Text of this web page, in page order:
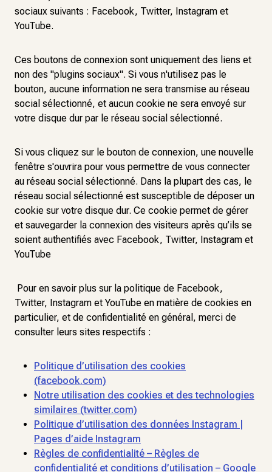
sociaux suivants : Facebook, Twitter, Instagram et
YouTube.
Ces boutons de connexion sont uniquement des liens et
non des "plugins sociaux". Si vous n'utilisez pas le
bouton, aucune information ne sera transmise au réseau
social sélectionné, et aucun cookie ne sera envoyé sur
votre disque dur par le réseau social sélectionné.
Si vous cliquez sur le bouton de connexion, une nouvelle
fenêtre s'ouvrira pour vous permettre de vous connecter
au réseau social sélectionné. Dans la plupart des cas, le
réseau social sélectionné est susceptible de déposer un
cookie sur votre disque dur. Ce cookie permet de gérer
et sauvegarder la connexion des visiteurs après qu’ils se
soient authentifiés avec Facebook, Twitter, Instagram et
YouTube
Pour en savoir plus sur la politique de Facebook,
Twitter, Instagram et YouTube en matière de cookies en
particulier, et de confidentialité en général, merci de
consulter leurs sites respectifs :
Politique d’utilisation des cookies
(facebook.com)
Notre utilisation des cookies et des technologies
similaires (twitter.com)
Politique d’utilisation des données Instagram |
Pages d’aide Instagram
Règles de confidentialité – Règles de
confidentialité et conditions d’utilisation – Google